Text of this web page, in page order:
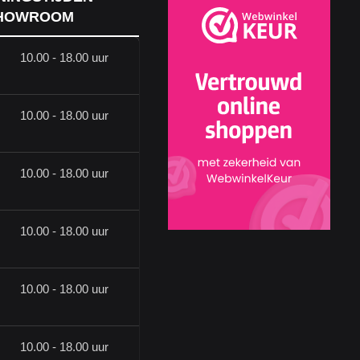
10.00 - 18.00 uur
10.00 - 18.00 uur
10.00 - 18.00 uur
10.00 - 18.00 uur
10.00 - 18.00 uur
10.00 - 18.00 uur